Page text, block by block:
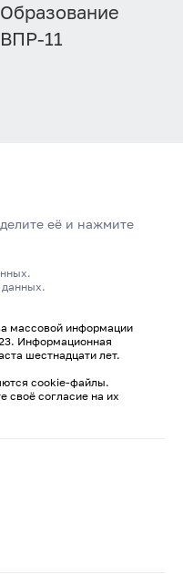
Образование
ВПР-11
её и нажмите
данных.
массовой информации
Информационная
шестнадцати лет.
cookie-файлы.
своё согласие на их